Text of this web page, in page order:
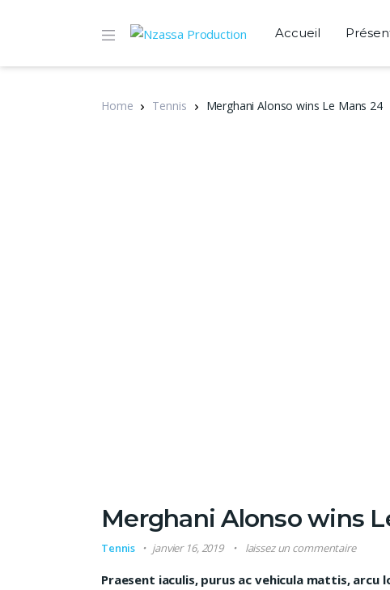
Accueil
Home Tennis Merghani Alonso wins Le Mans 24
Merghani Alonso wins
Tennis janvier 16, 2019 laissez un commentaire
Praesent iaculis, purus ac vehicula mattis,